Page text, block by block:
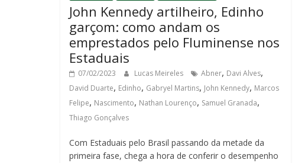
John Kennedy artilheiro, Edinho
garçom: como andam os
emprestados pelo Fluminense nos
Estaduais
07/02/2023 Lucas Meireles Abner, Davi Alves,
David Duarte, Edinho, Gabryel Martins, John Kennedy, Marcos
Felipe, Nascimento, Nathan Lourenço, Samuel Granada,
Thiago Gonçalves
Com Estaduais pelo Brasil passando da metade da
primeira fase, chega a hora de conferir o desempenho